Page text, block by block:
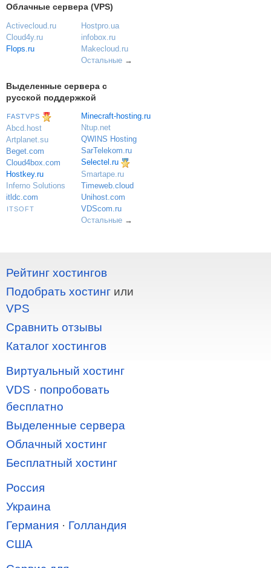
Облачные сервера (VPS)
Activecloud.ru
Cloud4y.ru
Flops.ru
Hostpro.ua
infobox.ru
Makecloud.ru
Остальные→
Выделенные сервера с
русской поддержкой
FASTVPS
Abcd.host
Artplanet.su
Beget.com
Cloud4box.com
Hostkey.ru
Inferno Solutions
itldc.com
ITSOFT
Minecraft-hosting.ru
Ntup.net
QWINS Hosting
SarTelekom.ru
Selectel.ru
Smartape.ru
Timeweb.cloud
Unihost.com
VDScom.ru
Остальные→
Рейтинг хостингов
Подобрать хостинг или
VPS
Сравнить отзывы
Каталог хостингов
Виртуальный хостинг
VDS · попробовать
бесплатно
Выделенные сервера
Облачный хостинг
Бесплатный хостинг
Россия
Украина
Германия · Голландия
США